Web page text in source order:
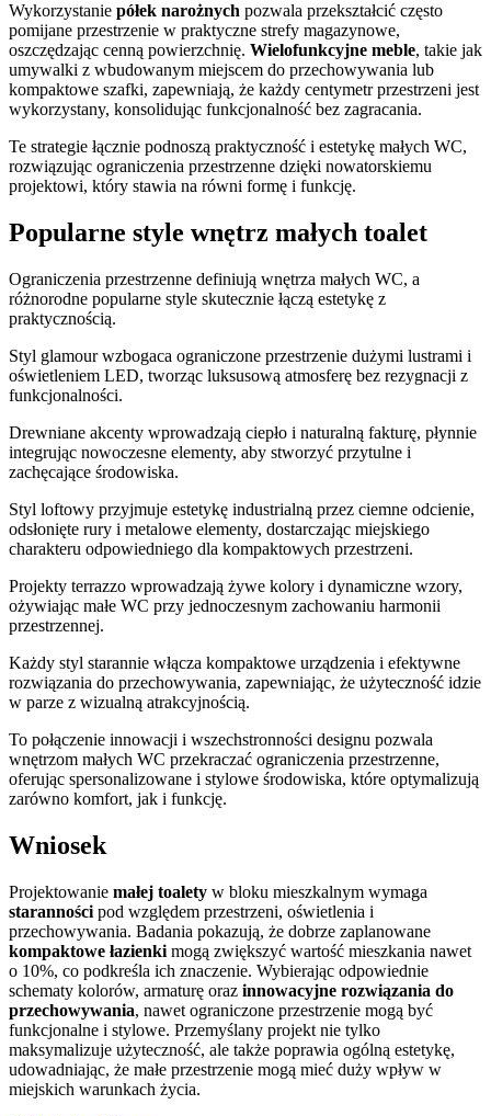
Wykorzystanie półek narożnych pozwala przekształcić często
pomijane przestrzenie w praktyczne strefy magazynowe,
oszczędzając cenną powierzchnię. Wielofunkcyjne meble, takie jak
umywalki z wbudowanym miejscem do przechowywania lub
kompaktowe szafki, zapewniają, że każdy centymetr przestrzeni jest
wykorzystany, konsolidując funkcjonalność bez zagracania.
Te strategie łącznie podnoszą praktyczność i estetykę małych WC,
rozwiązując ograniczenia przestrzenne dzięki nowatorskiemu
projektowi, który stawia na równi formę i funkcję.
Popularne style wnętrz małych toalet
Ograniczenia przestrzenne definiują wnętrza małych WC, a
różnorodne popularne style skutecznie łączą estetykę z
praktycznością.
Styl glamour wzbogaca ograniczone przestrzenie dużymi lustrami i
oświetleniem LED, tworząc luksusową atmosferę bez rezygnacji z
funkcjonalności.
Drewniane akcenty wprowadzają ciepło i naturalną fakturę, płynnie
integrując nowoczesne elementy, aby stworzyć przytulne i
zachęcające środowiska.
Styl loftowy przyjmuje estetykę industrialną przez ciemne odcienie,
odsłonięte rury i metalowe elementy, dostarczając miejskiego
charakteru odpowiedniego dla kompaktowych przestrzeni.
Projekty terrazzo wprowadzają żywe kolory i dynamiczne wzory,
ożywiając małe WC przy jednoczesnym zachowaniu harmonii
przestrzennej.
Każdy styl starannie włącza kompaktowe urządzenia i efektywne
rozwiązania do przechowywania, zapewniając, że użyteczność idzie
w parze z wizualną atrakcyjnością.
To połączenie innowacji i wszechstronności designu pozwala
wnętrzom małych WC przekraczać ograniczenia przestrzenne,
oferując spersonalizowane i stylowe środowiska, które optymalizują
zarówno komfort, jak i funkcję.
Wniosek
Projektowanie małej toalety w bloku mieszkalnym wymaga
staranności pod względem przestrzeni, oświetlenia i
przechowywania. Badania pokazują, że dobrze zaplanowane
kompaktowe łazienki mogą zwiększyć wartość mieszkania nawet
o 10%, co podkreśla ich znaczenie. Wybierając odpowiednie
schematy kolorów, armaturę oraz innowacyjne rozwiązania do
przechowywania, nawet ograniczone przestrzenie mogą być
funkcjonalne i stylowe. Przemyślany projekt nie tylko
maksymalizuje użyteczność, ale także poprawia ogólną estetykę,
udowadniając, że małe przestrzenie mogą mieć duży wpływ w
miejskich warunkach życia.